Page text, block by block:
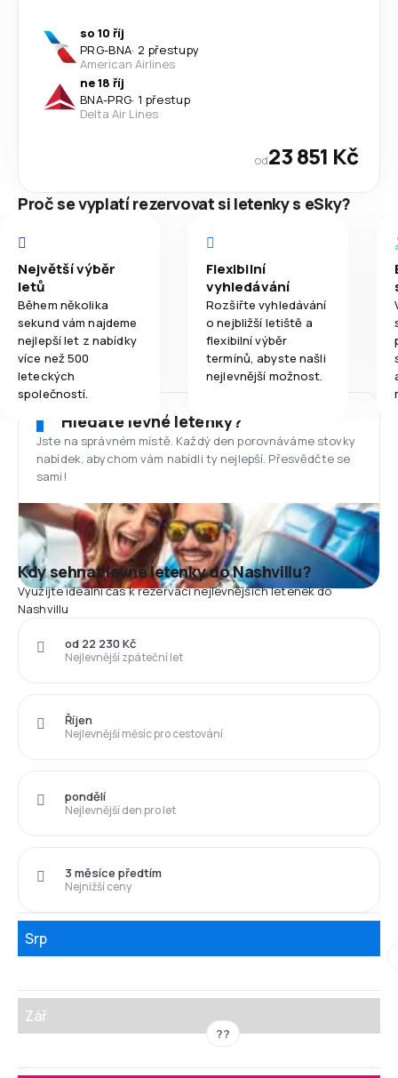
so 10 říj
PRG-BNA· 2 přestupy
American Airlines
ne 18 říj
BNA-PRG· 1 přestup
Delta Air Lines
od23 851 Kč
Proč se vyplatí rezervovat si letenky s eSky?
Největší výběr
letů
Během několika
sekund vám najdeme
nejlepší let z nabídky
více než 500
leteckých
společností.
Flexibilní
vyhledávání
Rozšiřte vyhledávání
o nejbližší letiště a
flexibilní výběr
termínů, abyste našli
nejlevnější možnost.
Hledáte levné letenky?
Jste na správném místě. Každý den porovnáváme stovky
nabídek, abychom vám nabídli ty nejlepší. Přesvědčte se
sami!
Kdy sehnat levné letenky do Nashvillu?
Využijte ideální čas k rezervaci nejlevnějších letenek do
Nashvillu
Nejlevnější zpáteční let
od 22 230 Kč
Nejlevnější měsíc pro cestování
Říjen
Nejlevnější den pro let
pondělí
Nejnižší ceny
3 měsíce předtím
Srp
Zář
??